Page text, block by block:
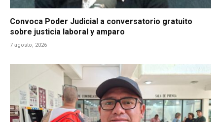
Convoca Poder Judicial a conversatorio gratuito
sobre justicia laboral y amparo
7 agosto, 2026